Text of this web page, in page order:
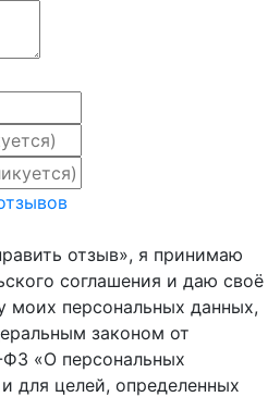
отзыв», я принимаю
соглашения и даю своё
моих персональных данных,
законом от
«О персональных
для целей, определенных